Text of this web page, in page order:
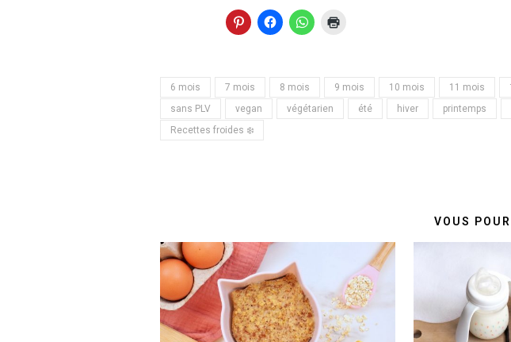
6 mois 7 mois 8 mois 9 mois 10 mois 11 mois
sans PLV
vegan végétarien été hiver printemps
Recettes froides ❄️
VOUS